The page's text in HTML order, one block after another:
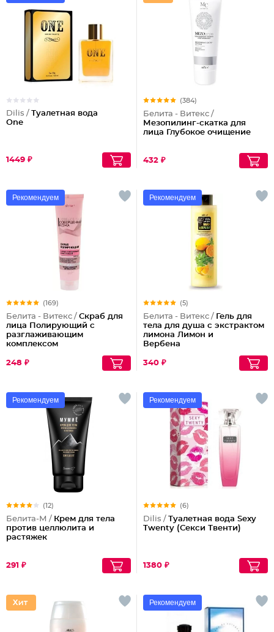
Dilis / Туалетная вода
One
1449 ₽
(384)
Белита - Витекс /
Мезопилинг-скатка для
лица Глубокое очищение
432 ₽
Рекомендуем
(169)
Белита - Витекс / Скраб для
лица Полирующий c
разглаживающим
комплексом
248 ₽
Рекомендуем
(5)
Белита - Витекс / Гель для
тела для душа с экстрактом
лимона Лимон и
Вербена
340 ₽
Рекомендуем
(12)
Белита-М / Крем для тела
против целлюлита и
растяжек
291 ₽
Рекомендуем
(6)
Dilis / Туалетная вода Sexy
Twenty (Секси Твенти)
1380 ₽
Рекомендуем